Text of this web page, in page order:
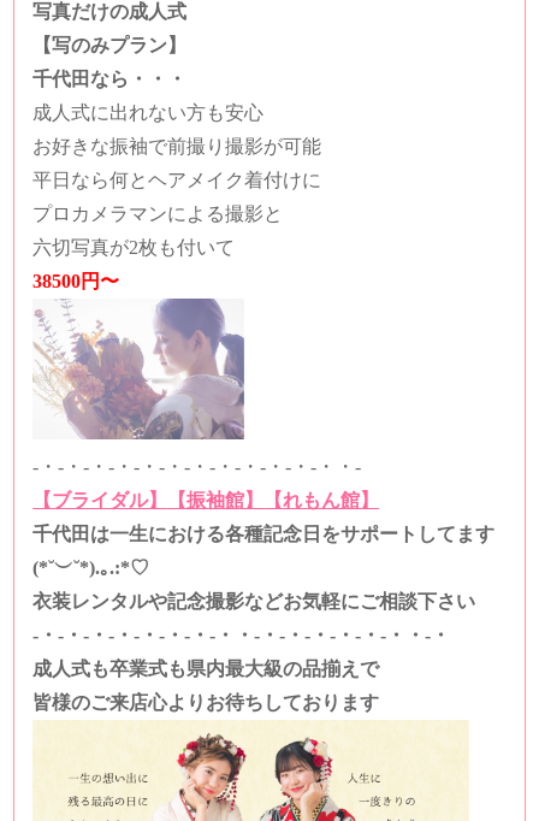
写真だけの成人式
【写のみプラン】
千代田なら・・・
成人式に出れない方も安心
お好きな振袖で前撮り撮影が可能
平日なら何とヘアメイク着付けに
プロカメラマンによる撮影と
六切写真が2枚も付いて
38500円〜
-・-・-・-・-・-・-・-・-・-・-・-・・-
【ブライダル】
【振袖館】
【れもん館】
千代田は一生における各種記念日をサポートしてます
(*˘︶˘*).｡.:*♡
衣装レンタルや記念撮影などお気軽にご相談下さい
-・-・-・-・-・-・-・-・・-・-・-・-・-・-・・-・
成人式も卒業式も県内最大級の品揃えで
皆様のご来店心よりお待ちしております